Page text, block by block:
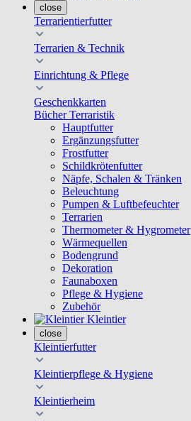
close
Terrarientierfutter
Terrarien & Technik
Einrichtung & Pflege
Geschenkkarten
Bücher Terraristik
Hauptfutter
Ergänzungsfutter
Frostfutter
Schildkrötenfutter
Näpfe, Schalen & Tränken
Beleuchtung
Pumpen & Luftbefeuchter
Terrarien
Thermometer & Hygrometer
Wärmequellen
Bodengrund
Dekoration
Faunaboxen
Pflege & Hygiene
Zubehör
Kleintier
close
Kleintierfutter
Kleintierpflege & Hygiene
Kleintierheim